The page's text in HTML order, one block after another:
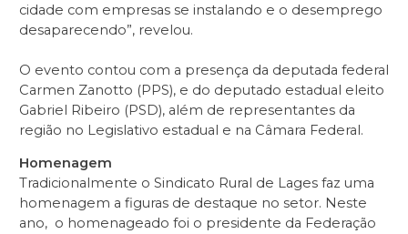
cidade com empresas se instalando e o desemprego
desaparecendo”, revelou.
O evento contou com a presença da deputada federal
Carmen Zanotto (PPS), e do deputado estadual eleito
Gabriel Ribeiro (PSD), além de representantes da
região no Legislativo estadual e na Câmara Federal.
Homenagem
Tradicionalmente o Sindicato Rural de Lages faz uma
homenagem a figuras de destaque no setor. Neste
ano, o homenageado foi o presidente da Federação